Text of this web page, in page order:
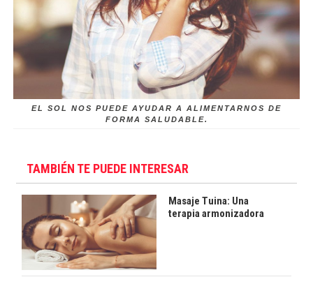
EL SOL NOS PUEDE AYUDAR A ALIMENTARNOS DE
FORMA SALUDABLE.
TAMBIÉN TE PUEDE INTERESAR
Masaje Tuina: Una
terapia armonizadora